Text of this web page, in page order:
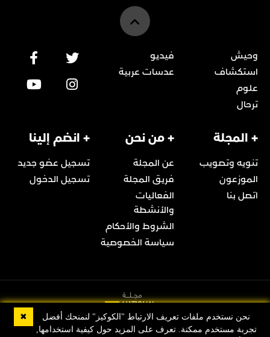
وحيش
استكشاف
علوم
ترحال
فيديو
عدسات عربية
+ المجلة
تنويه وتصويب
الموزعون
اتصل بنا
+ من نحن
عن المجلة
فريق المجلة
الفعاليات
والأنشطة
الشروط والأحكام
سياسة الخصوصية
+ انضم إلينا
تسجيل عضو جديد
تسجيل الدخول
✖
نحن نستخدم ملفات تعريف الارتباط "الكوكيز" لنمنحك أفضل
تجربة مستخدم ممكنة. تعرف على المزيد حول كيفية استخدامها,